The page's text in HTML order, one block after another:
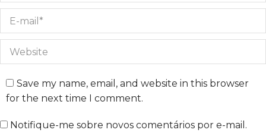
E-mail *
Website
Save my name, email, and website in this browser
for the next time I comment.
Notifique-me sobre novos comentários por e-mail.